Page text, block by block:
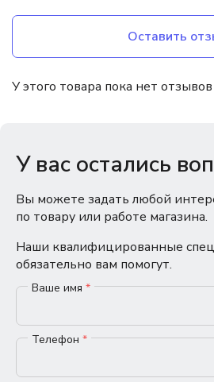
Оставить
У этого товара пока нет отзывов
У вас остались
Вы можете задать любой
по товару или работе магазина.
Наши квалифицированные
обязательно вам помогут.
Ваше имя *
Телефон *